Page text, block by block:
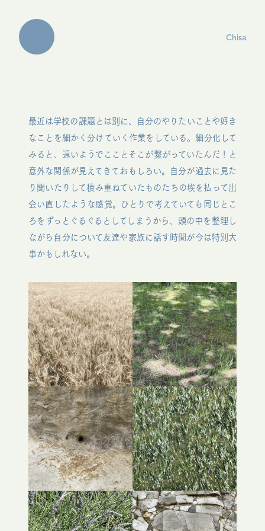
Chisa
最近は学校の課題とは別に、自分のやりたいことや好き
なことを細かく分けていく作業をしている。細分化して
みると、遠いようでこことそこが繋がっていたんだ！と
意外な関係が見えてきておもしろい。自分が過去に見た
り聞いたりして積み重ねていたものたちの埃を払って出
会い直したような感覚。ひとりで考えていても同じとこ
ろをずっとぐるぐるとしてしまうから、頭の中を整理し
ながら自分について友達や家族に話す時間が今は特別大
事かもしれない。